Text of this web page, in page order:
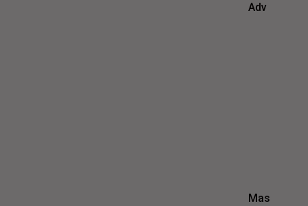
Adv
Mas